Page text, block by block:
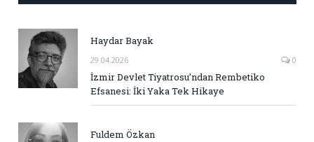
Haydar Bayak
29.04.2026 0
İzmir Devlet Tiyatrosu’ndan Rembetiko
Efsanesi: İki Yaka Tek Hikaye
Fuldem Özkan